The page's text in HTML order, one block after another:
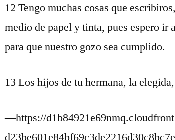
12 Tengo muchas cosas que
medio de papel y tinta, pues espero ir
para que nuestro gozo sea cumplido.
13 Los hijos de tu hermana, la
—https://